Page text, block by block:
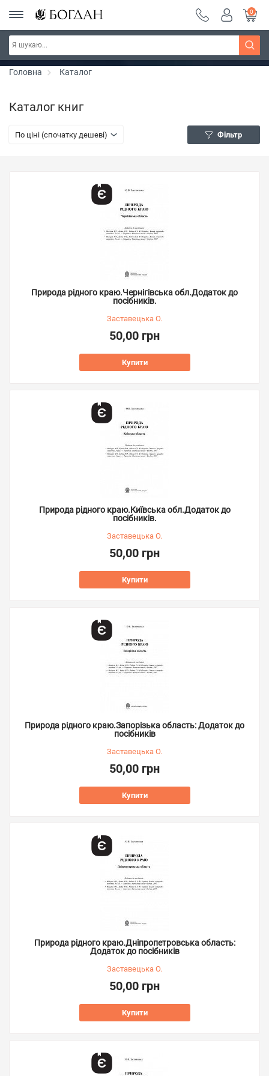
РОЗПРОДАЖ ~ 150 грн ~ 200 грн ~ 250 грн ~
300 грн ~ РОЗПРОДАЖ
Дізнатись більше
0
Головна Каталог
Каталог книг
По ціні (спочатку дешеві) Фільтр
Природа рідного краю.Чернігівська обл.Додаток до
посібників.
Заставецька О.
50,00 грн
Купити
Природа рідного краю.Київська обл.Додаток до
посібників.
Заставецька О.
50,00 грн
Купити
Природа рідного краю.Запорізька область: Додаток до
посібників
Заставецька О.
50,00 грн
Купити
Природа рідного краю.Дніпропетровська область:
Додаток до посібників
Заставецька О.
50,00 грн
Купити